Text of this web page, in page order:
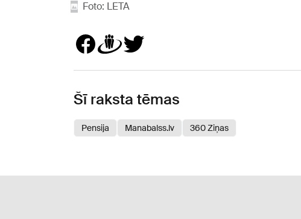
Foto: LETA
Šī raksta tēmas
Pensija Manabalss.lv 360 Ziņas